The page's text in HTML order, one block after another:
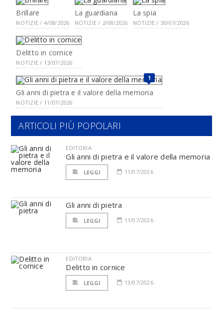
Brillare
NOTIZIE / 4/08/2026
La guardiana
NOTIZIE / 2/08/2026
La spia
NOTIZIE / 30/07/2026
Delitto in cornice
NOTIZIE / 13/07/2026
1
Gli anni di pietra e il valore della memoria
NOTIZIE / 11/07/2026
ARTICOLI PIÙ POPOLARI
EDITORIA
Gli anni di pietra e il valore della memoria
LEGGI 11/07/2026
Gli anni di pietra
LEGGI 11/07/2026
EDITORIA
Delitto in cornice
LEGGI 13/07/2026